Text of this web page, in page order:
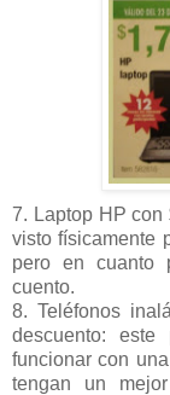
7. Laptop HP
visto físicamente
pero en cuanto
cuento.
8. Teléfonos
descuento:
funcionar con
tengan un